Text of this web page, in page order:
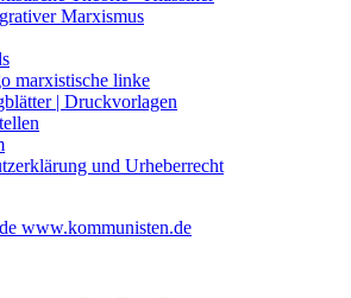
Marxismus
marxistische linke
| Druckvorlagen
und Urheberrecht
www.kommunisten.de